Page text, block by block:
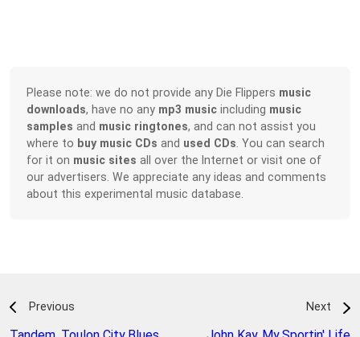
Please note: we do not provide any Die Flippers music
downloads, have no any mp3 music including music
samples and music ringtones, and can not assist you
where to buy music CDs and used CDs . You can search
for it on music sites all over the Internet or visit one of
our advertisers. We appreciate any ideas and comments
about this experimental music database.
Previous Next